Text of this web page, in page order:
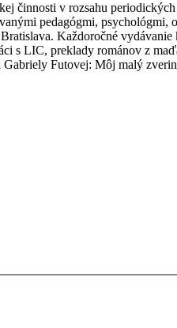
činnosti v rozsahu
pedagógmi, psychológmi,
Každoročné
s LIC, preklady románov z
Futovej: Môj malý